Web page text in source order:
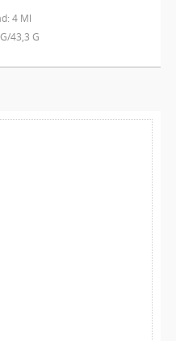
4 Ml
43,3 G